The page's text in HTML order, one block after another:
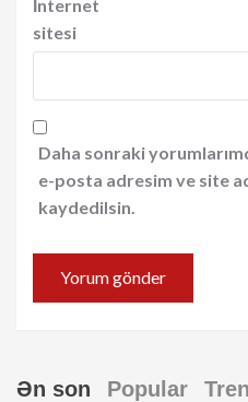
İnternet
sitesi
Daha sonraki
e-posta adresim ve site
kaydedilsin.
Ən son Popular